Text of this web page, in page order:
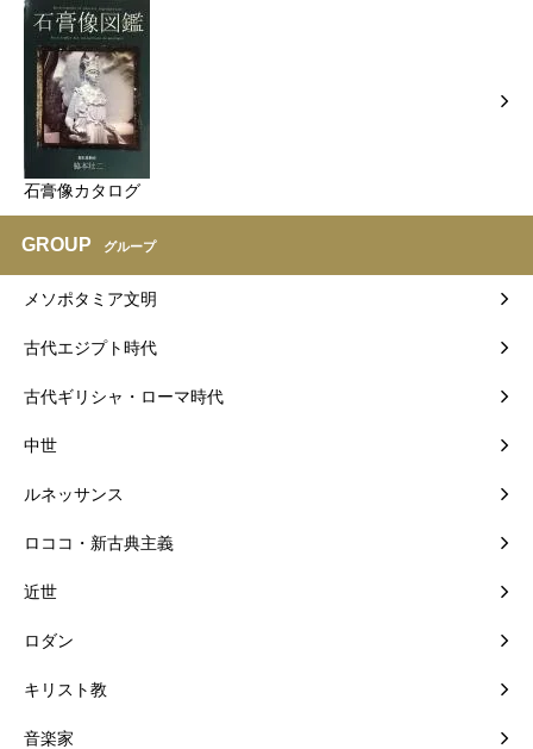
石膏像カタログ
GROUP グループ
メソポタミア文明
古代エジプト時代
古代ギリシャ・ローマ時代
中世
ルネッサンス
ロココ・新古典主義
近世
ロダン
キリスト教
音楽家